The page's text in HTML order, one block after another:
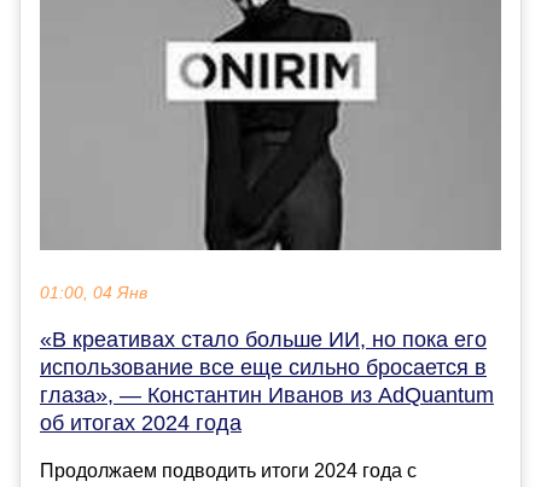
01:00, 04 Янв
«В креативах стало больше ИИ, но пока его
использование все еще сильно бросается в
глаза», — Константин Иванов из AdQuantum
об итогах 2024 года
Продолжаем подводить итоги 2024 года с